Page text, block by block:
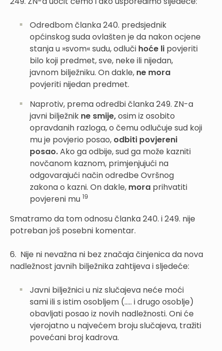
Odredbom članka 240. predsjednik
općinskog suda ovlašten je da nakon ocjene
stanja u »svom« sudu, odluči hoće li povjeriti
bilo koji predmet, sve, neke ili nijedan,
javnom bilježniku. On dakle, ne mora
povjeriti nijedan predmet.
Naprotiv, prema odredbi članka 249. ZN-a
javni bilježnik ne smije,osim iz osobito
opravdanih razloga, o čemu odlučuje sud koji
mu je povjerio posao, odbiti povjereni
posao.Ako ga odbije, sud ga može kazniti
novčanom kaznom, primjenjujući na
odgovarajući način odredbe Ovršnog
zakona o kazni. On dakle, mora prihvatiti
povjereni mu 19
Smatramo da tom odnosu članka 240. i 249. nije
potreban još posebni komentar.
6. Nije ni nevažna ni bez značaja činjenica da nova
nadležnost javnih bilježnika zahtijeva i sljedeće:
Javni bilježnici u niz slučajeva neće moći
sami ili s istim osobljem (..... i drugo osoblje)
obavljati posao iz novih nadležnosti. Oni će
vjerojatno u najvećem broju slučajeva, tražiti
povećani broj kadrova.